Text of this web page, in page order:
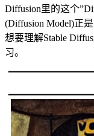
Diffusion里的这个
(Diffusion Model)正
想要理解Stable
习。